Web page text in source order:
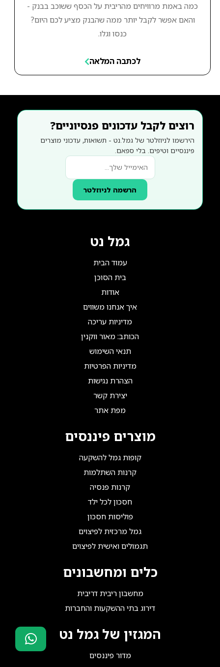
כמה באמת מרוויחים מהריבית על הכסף ששוכב בבנק -
והאם אפשר לקבל יותר ממה שהבנק מציע לכם היום?
כנסו וגלו.
לכתבה המלאה
רוצים לקבל עדכונים פנסיוניים?
הירשמו לניוזלטר של גמל.נט - תשואות, עדכוני מוצרים
פיננסיים וטיפים. בלי ספאם.
הרשמה לניוזלטר
גמל נט
עמוד הבית
בית הסוכן
אודות
איך אנחנו משווים
מדיניות עריכה
הכותב: מאור ווקנין
תנאי השימוש
מדיניות הפרטיות
הצהרת נגישות
יצירת קשר
מפת אתר
מוצרים פיננסים
קופות גמל להשקעה
קרנות השתלמות
קרנות פנסיה
חסכון לכל ילד
פוליסות חסכון
גמל מרכזית לפיצוים
תגמולים ואישית לפיצוים
כלים ומחשבונים
מחשבון ריבית דריבית
דירוג בתי ההשקעות והחברות
המגזין של גמל נט
מדור פיננסים